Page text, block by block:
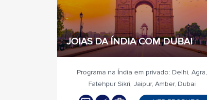
JOIAS DA ÍNDIA COM DUBAI
Programa na Índia em privado: Delhi, Agra,
Fatehpur Sikri, Jaipur, Amber, Dubai